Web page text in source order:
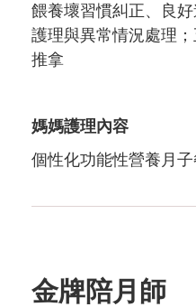
餵養壞習慣糾正、良
護理與異常情況處理
推拿
媽媽護理內容
個性化功能性營養月
金牌陪月師